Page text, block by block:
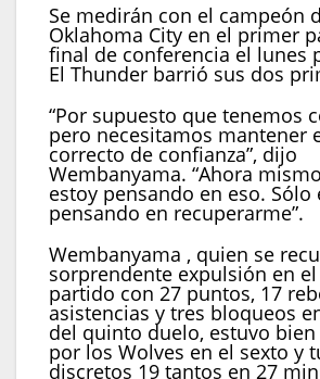
Se medirán con el campeón
Oklahoma City en el primer
final de conferencia el lunes
El Thunder barrió sus dos
“Por supuesto que tenemos
pero necesitamos mantener
correcto de confianza”, dijo
Wembanyama. “Ahora
estoy pensando en eso. Sólo
pensando en recuperarme”.
Wembanyama , quien se
sorprendente expulsión en
partido con 27 puntos, 17
asistencias y tres bloqueos
del quinto duelo, estuvo
por los Wolves en el sexto y
discretos 19 tantos en 27